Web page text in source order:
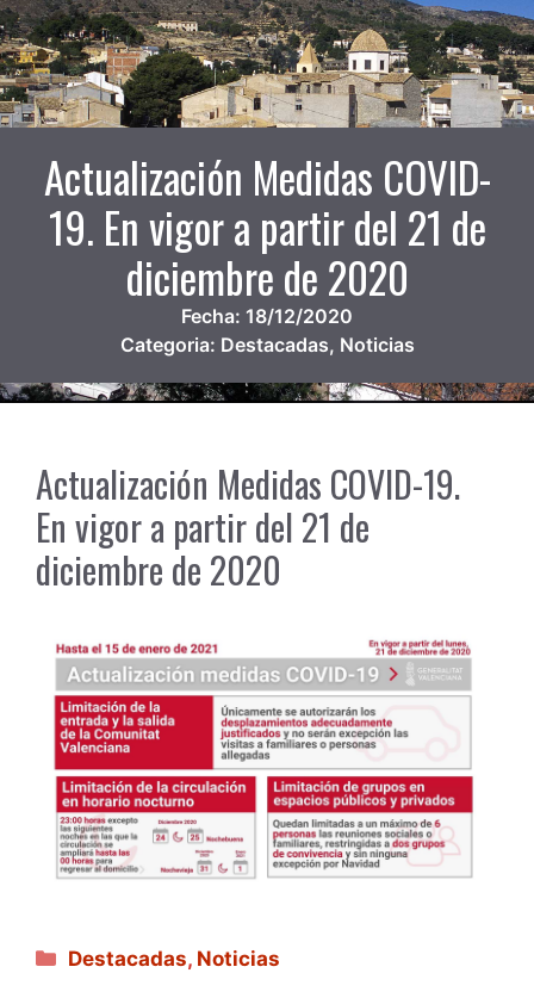
Actualización Medidas COVID-
19. En vigor a partir del 21 de
diciembre de 2020
Fecha: 18/12/2020
Categoria: Destacadas, Noticias
Actualización Medidas COVID-19.
En vigor a partir del 21 de
diciembre de 2020
Categorías
Destacadas, Noticias